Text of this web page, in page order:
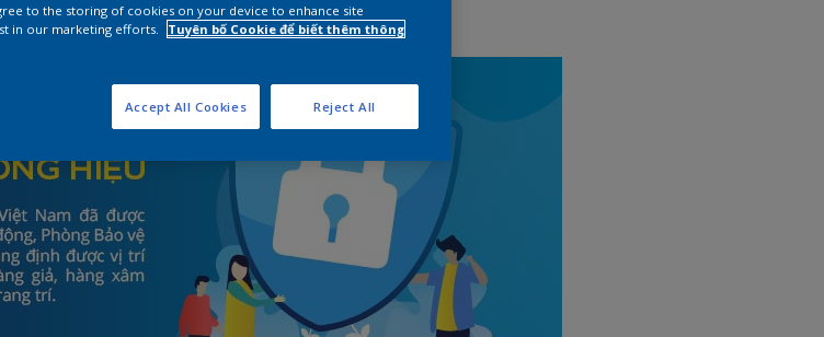
to the storing of cookies on your device to enhance site
in our marketing efforts.
Tuyên bố Cookie để biết thêm thông
Reject All
Accept All Cookies